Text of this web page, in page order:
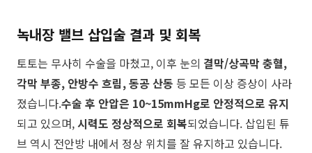
녹내장 밸브 삽입술 결과 및 회복
토토는 무사히 수술을 마쳤고, 이후 눈의 결막/상곡막 충혈,
각막 부종, 안방수 흐림, 동공 산동 등 모든 이상 증상이 사라
졌습니다.수술 후 안압은 10~15mmHg로 안정적으로 유지
되고 있으며,시력도 정상적으로 회복되었습니다. 삽입된 튜
브 역시 전안방 내에서 정상 위치를 잘 유지하고 있습니다.